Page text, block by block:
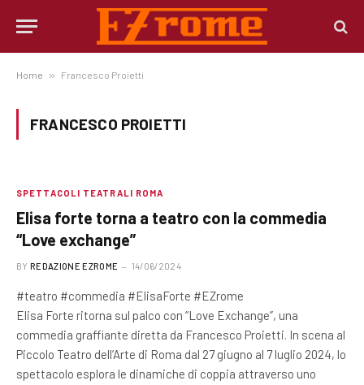
Home » Francesco Proietti
FRANCESCO PROIETTI
SPETTACOLI TEATRALI ROMA
Elisa forte torna a teatro con la commedia
“Love exchange”
BY REDAZIONE EZROME 14/06/2024
#teatro #commedia #ElisaForte #EZrome
Elisa Forte ritorna sul palco con “Love Exchange”, una
commedia graffiante diretta da Francesco Proietti. In scena al
Piccolo Teatro dell’Arte di Roma dal 27 giugno al 7 luglio 2024, lo
spettacolo esplora le dinamiche di coppia attraverso uno